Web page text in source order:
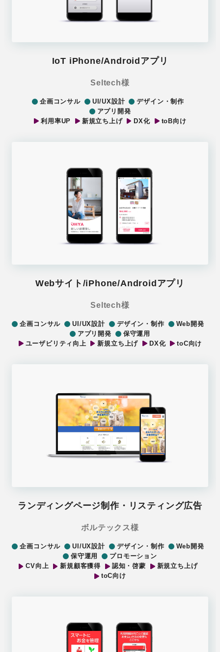
IoT iPhone/Androidアプリ
Seltech様
企画コンサル UI/UX設計
デザイン・制作
アプリ開発
利用率UP
新規立ち上げ DX化 toB向け
Webサイト/iPhone/Androidアプリ
Seltech様
企画コンサル UI/UX設計 デザイン・制作
Web開発
アプリ開発
保守運用
ユーザビリティ向上
新規立ち上げ DX化 toC向け
ランディングページ制作・リスティング広告
ボルテックス様
企画コンサル UI/UX設計 デザイン・制作
Web開発
保守運用
プロモーション
CV向上
新規顧客獲得 認知・啓蒙
新規立ち上げ
toC向け